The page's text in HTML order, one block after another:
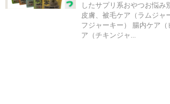
したサプリ系おやつお悩み
皮膚、被毛ケア（ラムジャ
フジャーキー） 腸内ケア
ア（チキンジャ...